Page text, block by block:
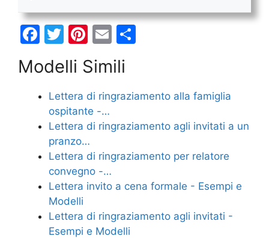
F
c
e
b
o
o
k
T
w
itt
er
Pi
nt
er
e
st
E
m
ai
l
di
di
Modelli Simili
Lettera di ringraziamento alla famiglia
ospitante -…
Lettera di ringraziamento agli invitati a un
pranzo…
Lettera di ringraziamento per relatore
convegno -…
Lettera invito a cena formale - Esempi e
Modelli
Lettera di ringraziamento agli invitati -
Esempi e Modelli